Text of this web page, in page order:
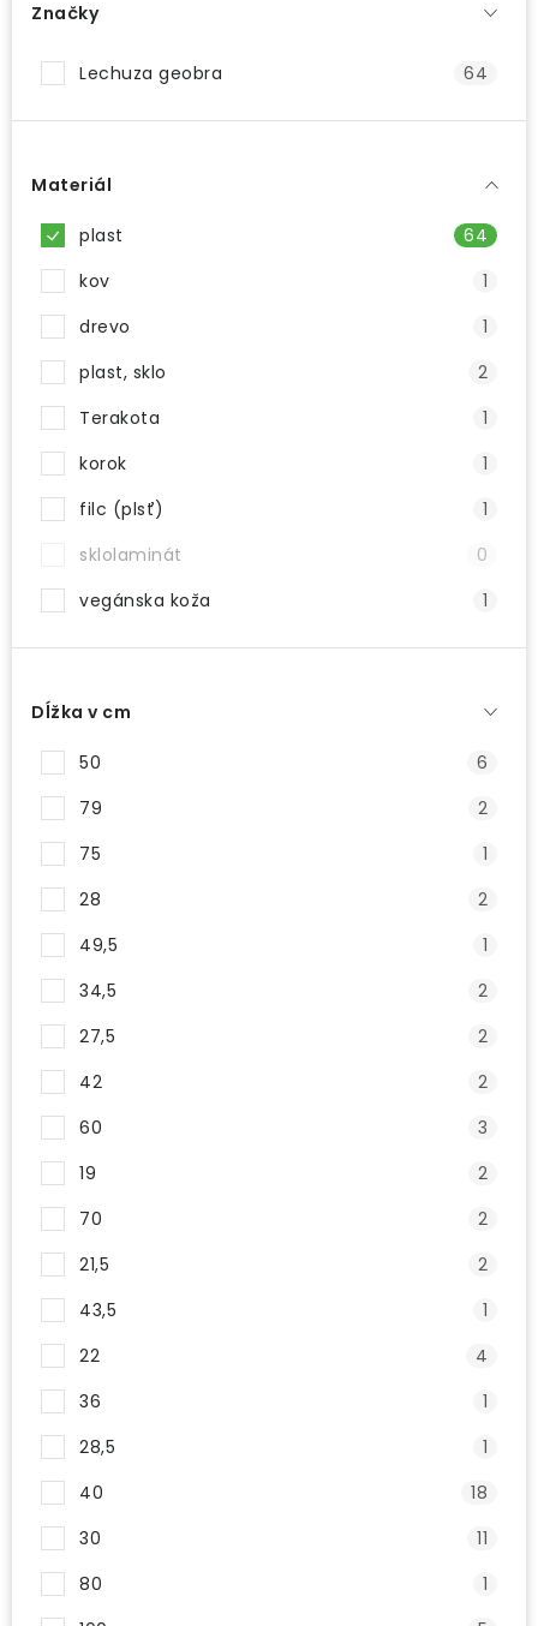
Značky
Lechuza geobra 64
Materiál
plast
64
kov
1
drevo
1
plast, sklo
2
Terakota
1
korok
1
filc (plsť)
1
sklolaminát
0
vegánska koža
1
Dĺžka v cm
50
6
79
2
75
1
28
2
49,5
1
34,5
2
27,5
2
42
2
60
3
19
2
70
2
21,5
2
43,5
1
22
4
36
1
28,5
1
40
18
30
11
80
1